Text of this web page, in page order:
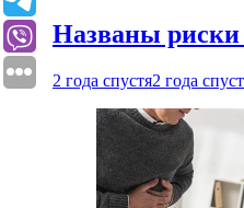
Названы риски
2 года спустя2 года